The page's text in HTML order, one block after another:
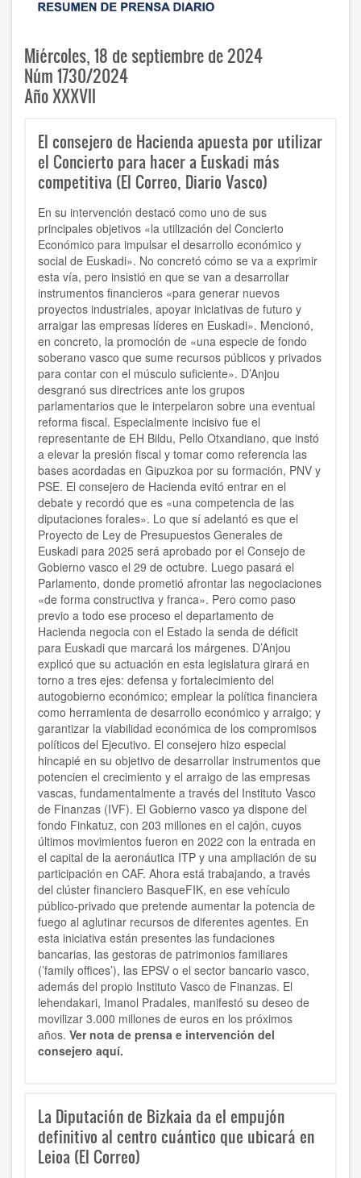
Miércoles, 18 de septiembre de 2024
Núm 1730/2024
Año XXXVII
El consejero de Hacienda apuesta por utilizar
el Concierto para hacer a Euskadi más
competitiva (El Correo, Diario Vasco)
En su intervención destacó como uno de sus
principales objetivos «la utilización del Concierto
Económico para impulsar el desarrollo económico y
social de Euskadi». No concretó cómo se va a exprimir
esta vía, pero insistió en que se van a desarrollar
instrumentos financieros «para generar nuevos
proyectos industriales, apoyar iniciativas de futuro y
arraigar las empresas líderes en Euskadi». Mencionó,
en concreto, la promoción de «una especie de fondo
soberano vasco que sume recursos públicos y privados
para contar con el músculo suficiente». D’Anjou
desgranó sus directrices ante los grupos
parlamentarios que le interpelaron sobre una eventual
reforma fiscal. Especialmente incisivo fue el
representante de EH Bildu, Pello Otxandiano, que instó
a elevar la presión fiscal y tomar como referencia las
bases acordadas en Gipuzkoa por su formación, PNV y
PSE. El consejero de Hacienda evitó entrar en el
debate y recordó que es «una competencia de las
diputaciones forales». Lo que sí adelantó es que el
Proyecto de Ley de Presupuestos Generales de
Euskadi para 2025 será aprobado por el Consejo de
Gobierno vasco el 29 de octubre. Luego pasará el
Parlamento, donde prometió afrontar las negociaciones
«de forma constructiva y franca». Pero como paso
previo a todo ese proceso el departamento de
Hacienda negocia con el Estado la senda de déficit
para Euskadi que marcará los márgenes. D’Anjou
explicó que su actuación en esta legislatura girará en
torno a tres ejes: defensa y fortalecimiento del
autogobierno económico; emplear la política financiera
como herramienta de desarrollo económico y arraigo; y
garantizar la viabilidad económica de los compromisos
políticos del Ejecutivo. El consejero hizo especial
hincapié en su objetivo de desarrollar instrumentos que
potencien el crecimiento y el arraigo de las empresas
vascas, fundamentalmente a través del Instituto Vasco
de Finanzas (IVF). El Gobierno vasco ya dispone del
fondo Finkatuz, con 203 millones en el cajón, cuyos
últimos movimientos fueron en 2022 con la entrada en
el capital de la aeronáutica ITP y una ampliación de su
participación en CAF. Ahora está trabajando, a través
del clúster financiero BasqueFIK, en ese vehículo
público-privado que pretende aumentar la potencia de
fuego al aglutinar recursos de diferentes agentes. En
esta iniciativa están presentes las fundaciones
bancarias, las gestoras de patrimonios familiares
(’family offices’), las EPSV o el sector bancario vasco,
además del propio Instituto Vasco de Finanzas. El
lehendakari, Imanol Pradales, manifestó su deseo de
movilizar 3.000 millones de euros en los próximos
años. Ver nota de prensa e intervención del
consejero aquí.
La Diputación de Bizkaia da el empujón
definitivo al centro cuántico que ubicará en
Leioa (El Correo)